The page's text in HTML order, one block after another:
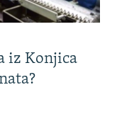
iz Konjica